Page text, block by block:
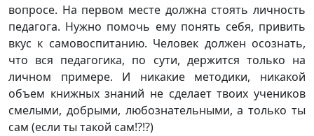
вопросе. На первом месте должна стоять личность
педагога. Нужно помочь ему понять себя, привить
вкус к самовоспитанию. Человек должен осознать,
что вся педагогика, по сути, держится только на
личном примере. И никакие методики, никакой
объем книжных знаний не сделает твоих учеников
смелыми, добрыми, любознательными, а только ты
сам (если ты такой сам!?!?)